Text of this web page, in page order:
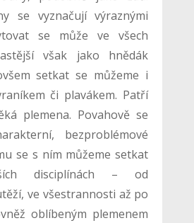
se vyznačují výraznými
se může ve všech
však jako hnědák
setkat se můžeme i
či plavákem. Patří
plemena. Povahově se
bezproblémové
se s ním můžeme setkat
disciplínách – od
ve všestrannosti až po
oblíbeným plemenem